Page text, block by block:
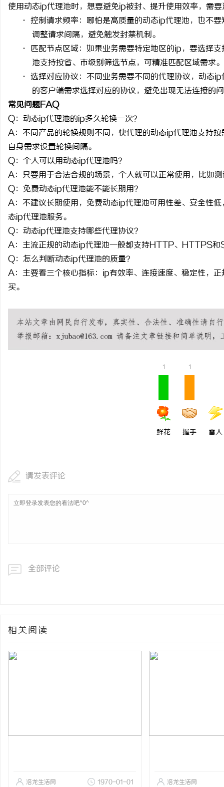
使用动态ip代理池时，想要避免ip被封、提升使用效率，需
· 控制请求频率：哪怕是高质量的动态ip代理池，也不
调整请求间隔，避免触发封禁机制。
· 匹配节点区域：如果业务需要特定地区的ip ，要选择
池支持按省、市级别筛选节点，可精准匹配区域需求。
· 选择对应协议：不同业务需要不同的代理协议，动态ip
的客户端需求选择对应的协议，避免出现无法连接的
常见问题FAQ
Q：动态ip代理池的ip多久轮换一次？
A：不同产品的轮换规则不同，快代理的动态ip代理池支持
自身需求设置轮换间隔。
Q：个人可以用动态ip代理池吗？
A：只要用于合法合规的场景，个人就可以正常使用，比如
Q：免费动态ip代理池能不能长期用？
A：不建议长期使用，免费动态ip代理池可用性差、安全性
态ip代理池服务。
Q：动态ip代理池支持哪些代理协议？
A：主流正规的动态ip代理池一般都支持HTTP、 HTTPS和
Q：怎么判断动态ip代理池的质量？
A：主要看三个核心指标： ip有效率、连接速度、稳定性，
买。
1
鲜花
1
握手 雷人
请发表评论
全部评论
相关阅读
洛龙生活网 1970-01-01 洛龙生活网